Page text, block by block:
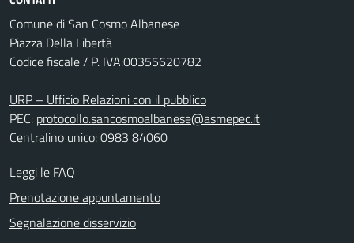
Comune di San Cosmo Albanese
Piazza Della Libertà
Codice fiscale / P. IVA:00355620782
URP – Ufficio Relazioni con il pubblico
PEC: protocollo.sancosmoalbanese@asmepec.it
Centralino unico: 0983 84060
Leggi le FAQ
Prenotazione appuntamento
Segnalazione disservizio